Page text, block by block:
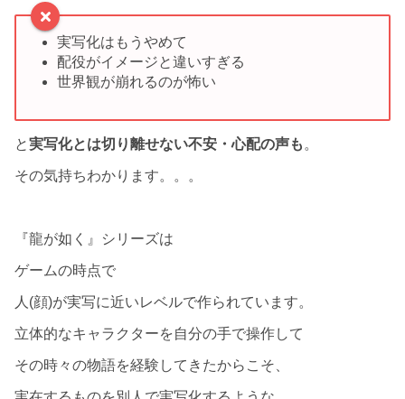
実写化はもうやめて
配役がイメージと違いすぎる
世界観が崩れるのが怖い
と実写化とは切り離せない不安・心配の声も 。
その気持ちわかります。。。
『龍が如く』シリーズは
ゲームの時点で
人(顔)が実写に近いレベルで作られています。
立体的なキャラクターを自分の手で操作して
その時々の物語を経験してきたからこそ、